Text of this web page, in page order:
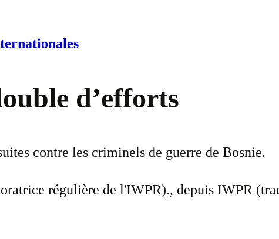
d’efforts
contre les criminels de guerre de Bosnie.
régulière de l'IWPR)., depuis IWPR